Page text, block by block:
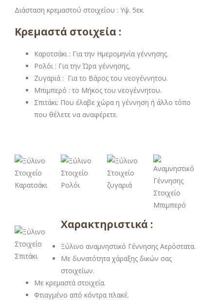
Διάσταση κρεμαστού στοιχείου : Υψ. 5εκ.
Κρεμαστά στοιχεία :
Καροτσάκι : Για την Ημερομηνία γέννησης.
Ρολόι : Για την Ώρα γέννησης,
Ζυγαριά : Για το Βάρος του νεογέννητου.
Μπιμπερό : το Μήκος του νεογέννητου.
Σπιτάκι: Που έλαβε χώρα η γέννηση ή άλλο τόπο
που θέλετε να αναφέρετε.
Χαρακτηριστικά :
Ξύλινο αναμνηστικό Γέννησης Αερόστατα.
Με δυνατότητα χάραξης δικών σας
στοιχείων.
Με κρεμαστά στοιχεία.
Φτιαγμένο από κόντρα πλακέ.